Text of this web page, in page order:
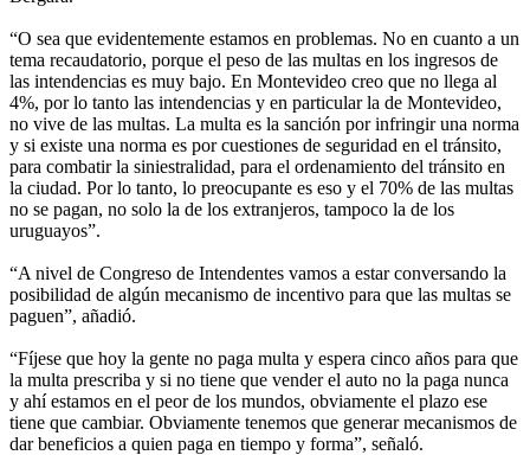
“O sea que evidentemente estamos en problemas. No en cuanto a un
tema recaudatorio, porque el peso de las multas en los ingresos de
las intendencias es muy bajo. En Montevideo creo que no llega al
4%, por lo tanto las intendencias y en particular la de Montevideo,
no vive de las multas. La multa es la sanción por infringir una norma
y si existe una norma es por cuestiones de seguridad en el tránsito,
para combatir la siniestralidad, para el ordenamiento del tránsito en
la ciudad. Por lo tanto, lo preocupante es eso y el 70% de las multas
no se pagan, no solo la de los extranjeros, tampoco la de los
uruguayos”.
“A nivel de Congreso de Intendentes vamos a estar conversando la
posibilidad de algún mecanismo de incentivo para que las multas se
paguen”, añadió.
“Fíjese que hoy la gente no paga multa y espera cinco años para que
la multa prescriba y si no tiene que vender el auto no la paga nunca
y ahí estamos en el peor de los mundos, obviamente el plazo ese
tiene que cambiar. Obviamente tenemos que generar mecanismos de
dar beneficios a quien paga en tiempo y forma”, señaló.